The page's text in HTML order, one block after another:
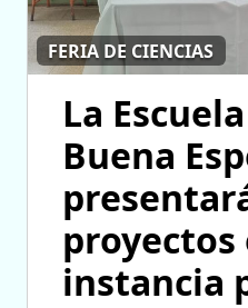
FERIA DE CIENCIAS
La
Buena
proyectos
instancia